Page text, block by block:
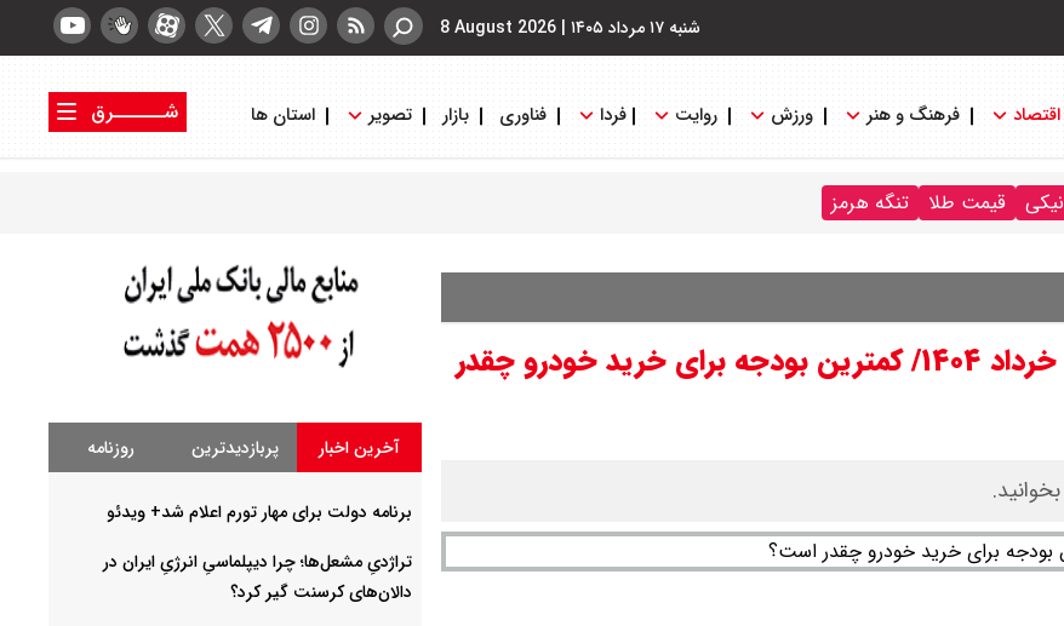
شنبه ۱۷ مرداد ۱۴۰۵ |
8 August 2026
اقتصاد فرهنگ و هنر ورزش روایت فردا فناوری بازار تصویر استان ها
شــــــرق
قیمت طلا تنگه هرمز
قیمت انواع خودروهای کارکرده؛ پنجشنبه ۲۲ خرداد ۱۴۰۴/ کمترین بودجه برای خرید خودرو چقدر
آخرین اخبار پربازدیدترین روزنامه
برنامه دولت برای مهار تورم اعلام شد+ ویدئو
تراژدیِ مشعل‌ها؛ چرا دیپلماسیِ انرژیِ ایران در
دالان‌های کرسنت گیر کرد؟